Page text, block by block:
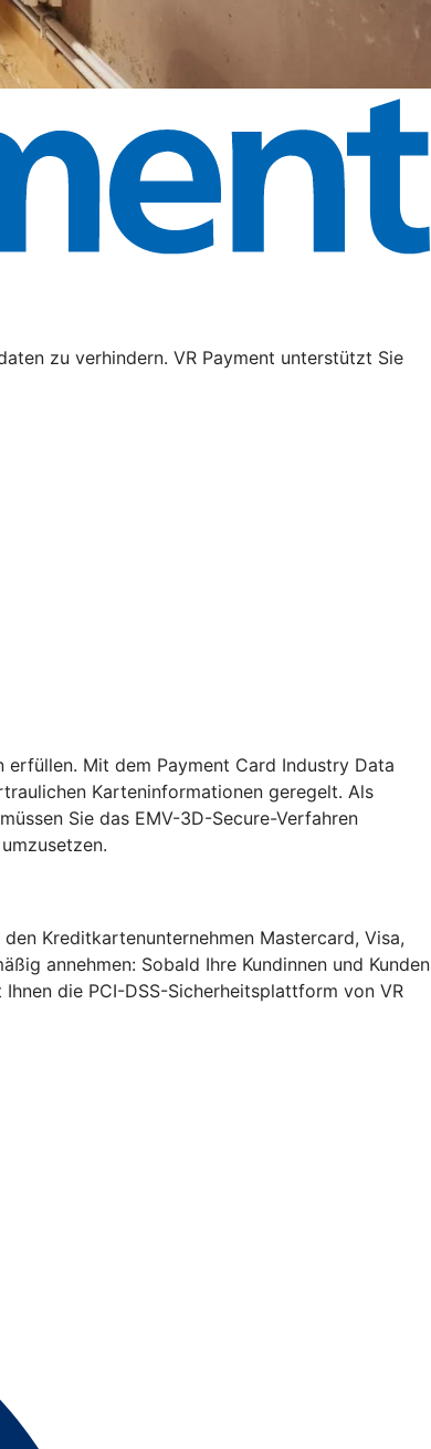
zu verhindern. VR Payment unterstützt Sie
erfüllen. Mit dem Payment Card Industry Data
Karteninformationen geregelt. Als
Sie das EMV-3D-Secure-Verfahren
Kreditkartenunternehmen Mastercard, Visa,
annehmen: Sobald Ihre Kundinnen und Kunden
die PCI-DSS-Sicherheitsplattform von VR